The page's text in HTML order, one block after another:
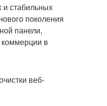
стабильных
поколения
панели,
коммерции в
веб-